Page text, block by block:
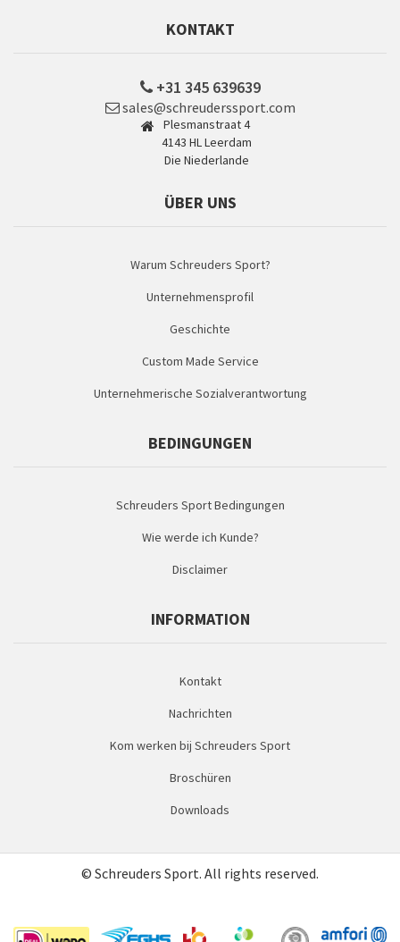
KONTAKT
+31 345 639639
sales@schreuderssport.com
Plesmanstraat 4
4143 HL Leerdam
Die Niederlande
ÜBER UNS
Warum Schreuders Sport?
Unternehmensprofil
Geschichte
Custom Made Service
Unternehmerische Sozialverantwortung
BEDINGUNGEN
Schreuders Sport Bedingungen
Wie werde ich Kunde?
Disclaimer
INFORMATION
Kontakt
Nachrichten
Kom werken bij Schreuders Sport
Broschüren
Downloads
© Schreuders Sport. All rights reserved.